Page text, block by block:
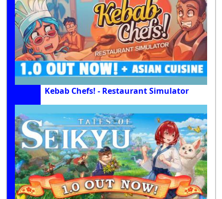
Kebab Chefs! - Restaurant Simulator